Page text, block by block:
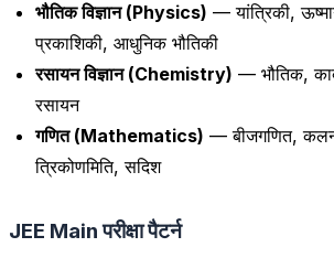
भौतिक विज्ञान (Physics) — यांत्रिकी,
प्रकाशिकी, आधुनिक भौतिकी
रसायन विज्ञान (Chemistry) — भौतिक,
रसायन
गणित (Mathematics) — बीजगणित, कलन,
त्रिकोणमिति, सदिश
JEE Main परीक्षा पैटर्न